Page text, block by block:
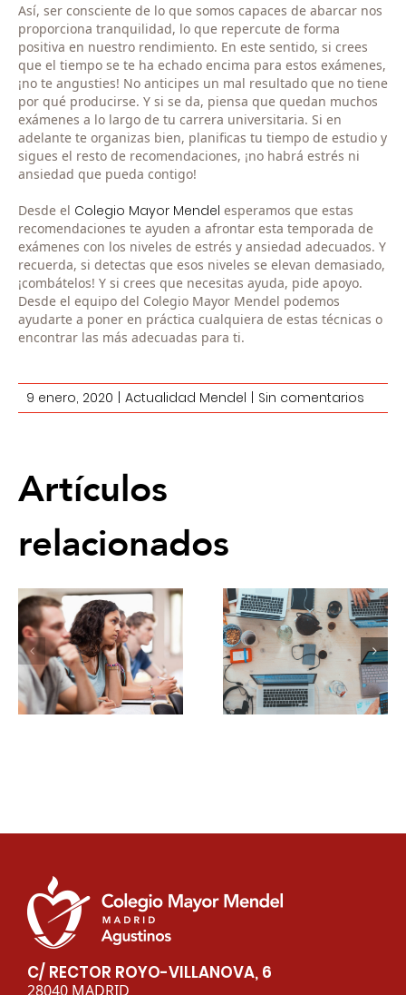
Así, ser consciente de lo que somos capaces de abarcar nos
proporciona tranquilidad, lo que repercute de forma
positiva en nuestro rendimiento. En este sentido, si crees
que el tiempo se te ha echado encima para estos exámenes,
¡no te angusties! No anticipes un mal resultado que no tiene
por qué producirse. Y si se da, piensa que quedan muchos
exámenes a lo largo de tu carrera universitaria. Si en
adelante te organizas bien, planificas tu tiempo de estudio y
sigues el resto de recomendaciones, ¡no habrá estrés ni
ansiedad que pueda contigo!
Desde el Colegio Mayor Mendel esperamos que estas
recomendaciones te ayuden a afrontar esta temporada de
exámenes con los niveles de estrés y ansiedad adecuados. Y
recuerda, si detectas que esos niveles se elevan demasiado,
¡combátelos! Y si crees que necesitas ayuda, pide apoyo.
Desde el equipo del Colegio Mayor Mendel podemos
ayudarte a poner en práctica cualquiera de estas técnicas o
encontrar las más adecuadas para ti.
9 enero, 2020 | Actualidad Mendel | Sin comentarios
Artículos
relacionados
¿Cómo puedes
aumentar la
productividad en el
estudio?
¿Cuáles son las 5
profesiones más
demandas tras el
COVID-19?
C/ RECTOR ROYO-VILLANOVA, 6
28040 MADRID